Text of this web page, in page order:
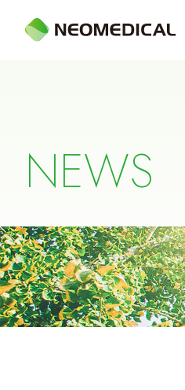
NEWS